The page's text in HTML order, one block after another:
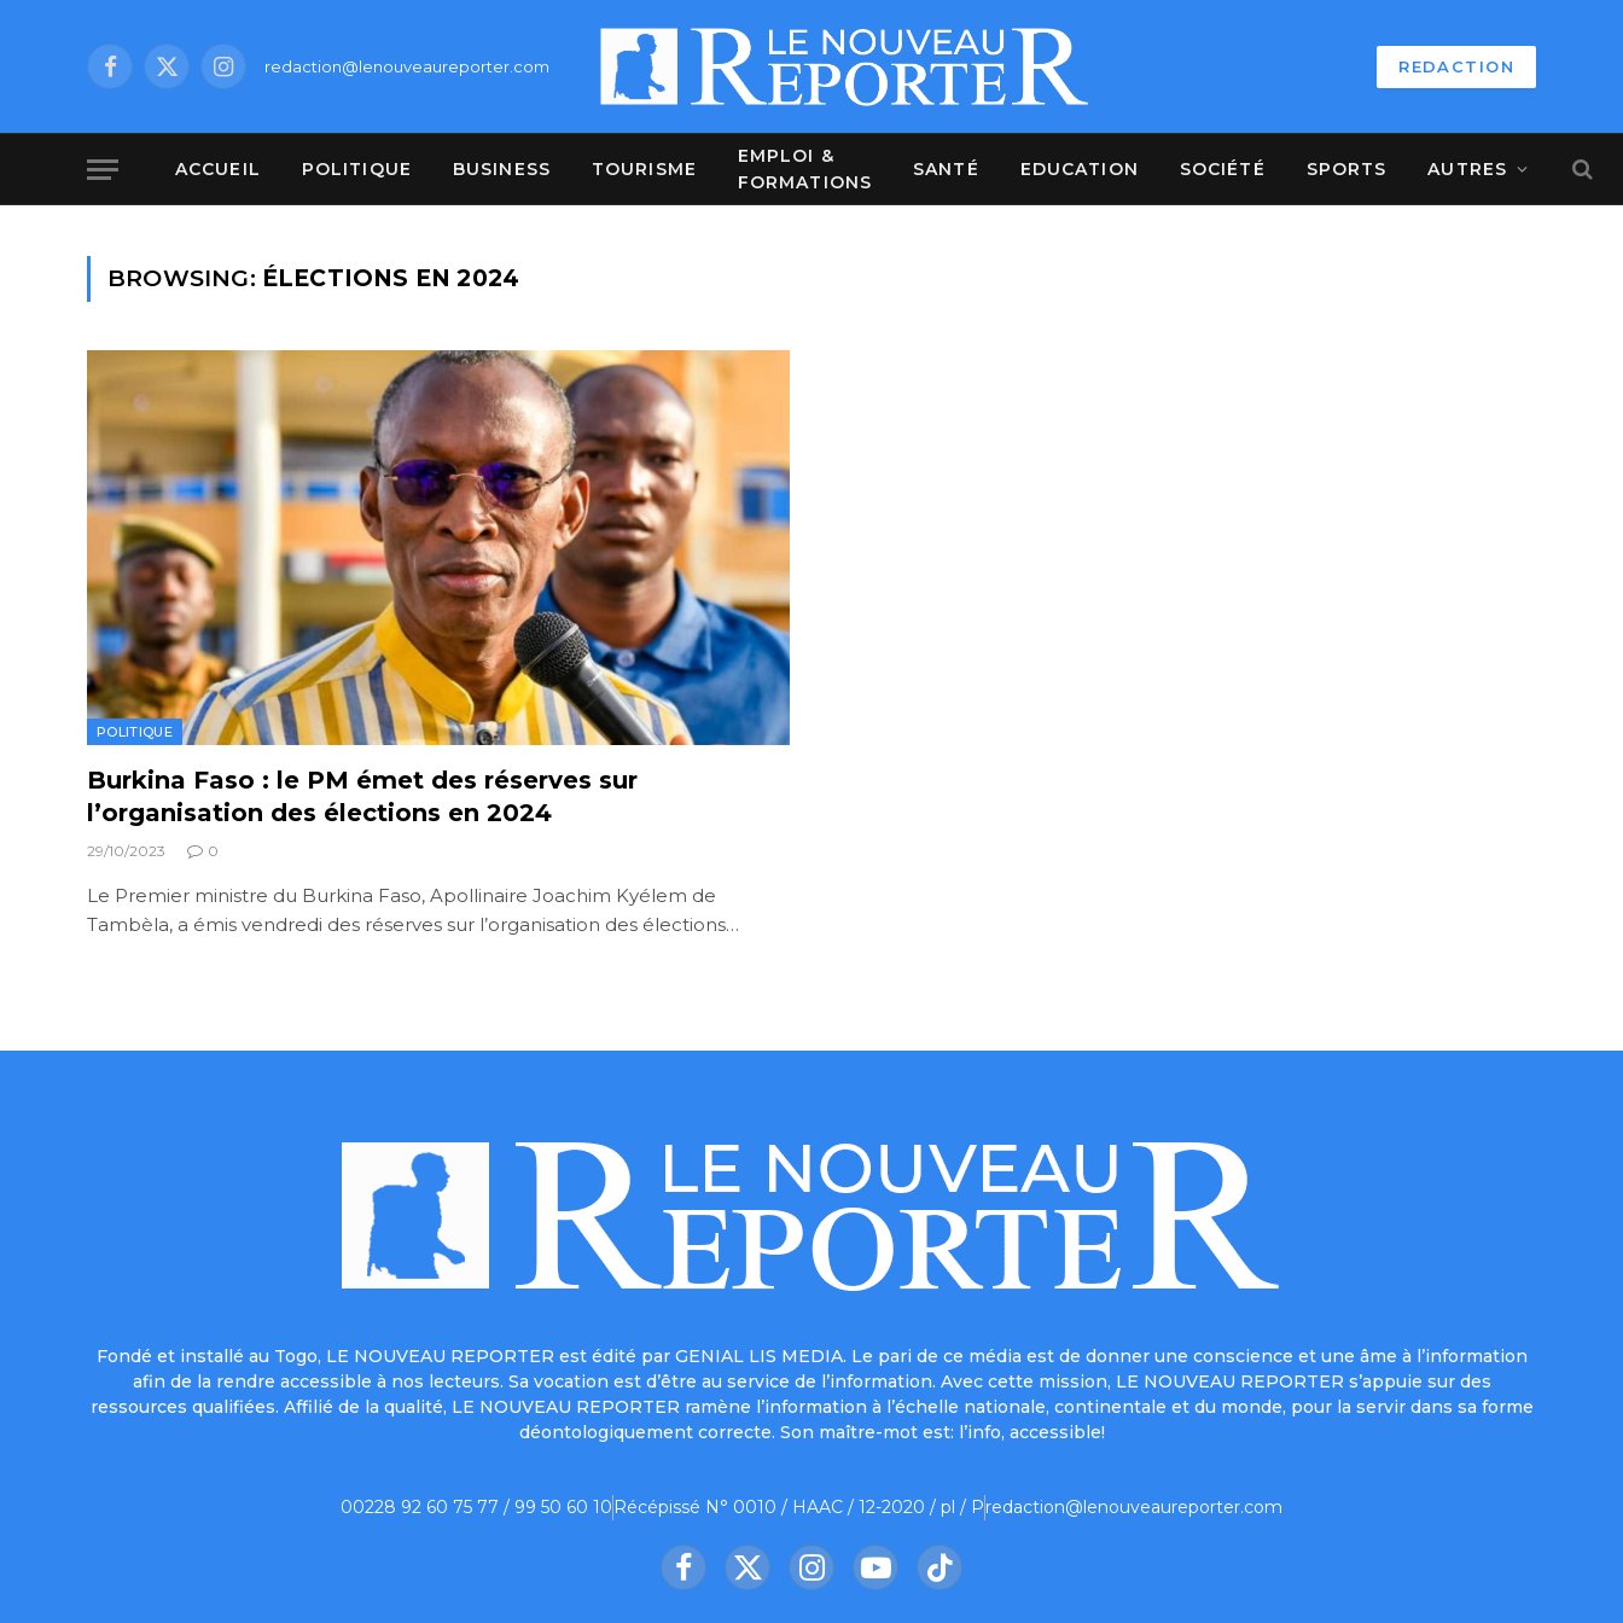
Facebook
X
Instagramredaction@lenouveaureporter.com REDACTION
ACCUEIL POLITIQUE BUSINESS TOURISME
EMPLOI &
FORMATIONS
SANTÉ EDUCATION SOCIÉTÉ SPORTS AUTRES
BROWSING: ÉLECTIONS EN 2024
POLITIQUE
Burkina Faso : le PM émet des réserves sur
l’organisation des élections en 2024
29/10/2023 0
Le Premier ministre du Burkina Faso, Apollinaire Joachim Kyélem de
Tambèla, a émis vendredi des réserves sur l’organisation des élections…
Fondé et installé au Togo, LE NOUVEAU REPORTER est édité par GENIAL LIS MEDIA. Le pari de ce média est de donner une conscience et une âme à l’information
afin de la rendre accessible à nos lecteurs. Sa vocation est d’être au service de l’information. Avec cette mission, LE NOUVEAU REPORTER s’appuie sur des
ressources qualifiées. Affilié de la qualité, LE NOUVEAU REPORTER ramène l’information à l’échelle nationale, continentale et du monde, pour la servir dans sa forme
déontologiquement correcte. Son maître-mot est: l’info, accessible!
00228 92 60 75 77 / 99 50 60 10 Récépissé N° 0010 / HAAC / 12-2020 / pl / Predaction@lenouveaureporter.com
Facebook
X
InstagramYouTubeTikTok